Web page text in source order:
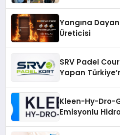
Yangına
Üreticisi
SRV Padel
Yapan
Kleen-Hy-Dro-
Emisyonlu